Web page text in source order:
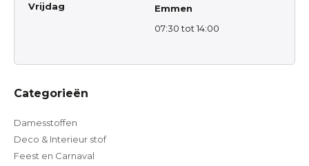
Vrijdag
Emmen
07:30 tot 14:00
Categorieën
Damesstoffen
Deco & Interieur stof
Feest en Carnaval